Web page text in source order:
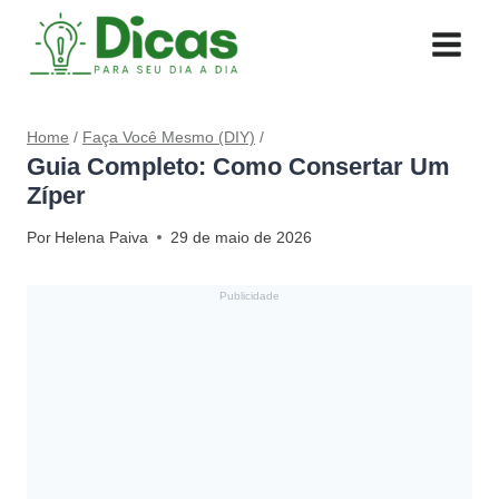
para
Home / Faça Você Mesmo (DIY) /
Guia Completo: Como Consertar Um
Zíper
Por Helena Paiva 29 de maio de 2026
Publicidade